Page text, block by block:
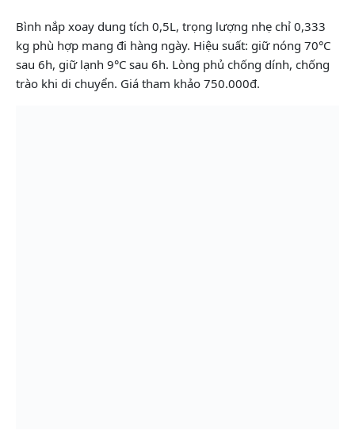
Bình nắp xoay dung tích 0,5L, trọng lượng nhẹ chỉ 0,333
kg phù hợp mang đi hàng ngày. Hiệu suất: giữ nóng 70°C
sau 6h, giữ lạnh 9°C sau 6h. Lòng phủ chống dính, chống
trào khi di chuyển. Giá tham khảo 750.000đ.